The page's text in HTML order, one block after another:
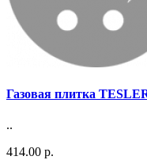
Газовая плитка
..
414.00 р.